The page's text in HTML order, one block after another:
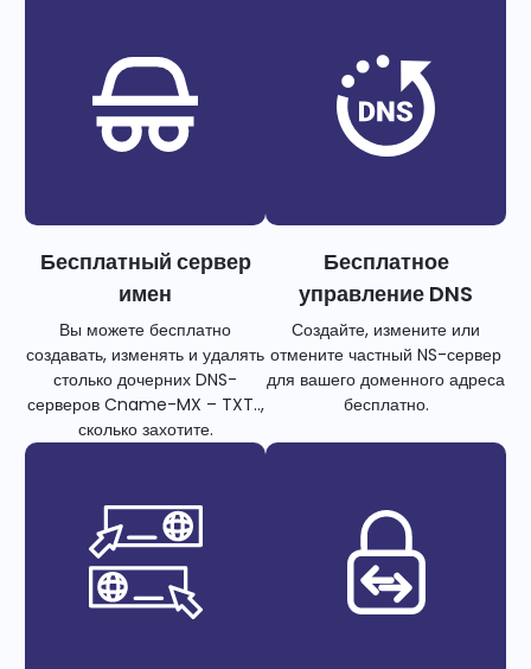
Бесплатный сервер
имен
Вы можете бесплатно
создавать, изменять и удалять
столько дочерних DNS-
серверов Cname-MX – TXT..,
сколько захотите.
Бесплатное
управление DNS
Создайте, измените или
отмените частный NS-сервер
для вашего доменного адреса
бесплатно.